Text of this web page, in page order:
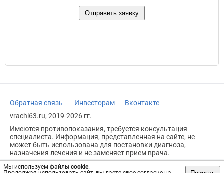
Мы используем файлы cookie.
Обратная связь Инвесторам
Вконтакте
vrachi63.ru, 2019-2026 гг.
Имеются противопоказания, требуется консультация
специалиста. Информация, представленная на сайте, не
может быть использована для постановки диагноза,
назначения лечения и не заменяет прием врача.
Возрастное ограничение: 18+